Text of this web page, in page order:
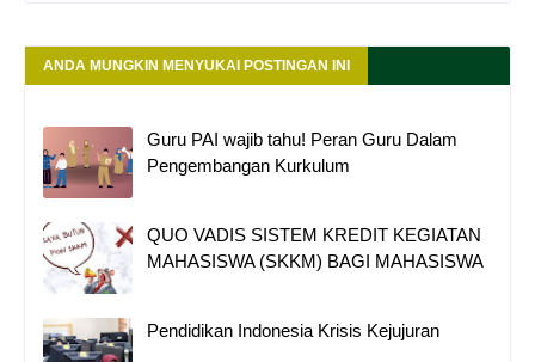
ANDA MUNGKIN MENYUKAI POSTINGAN INI
Guru PAI wajib tahu! Peran Guru Dalam
Pengembangan Kurkulum
QUO VADIS SISTEM KREDIT KEGIATAN
MAHASISWA (SKKM) BAGI MAHASISWA
Pendidikan Indonesia Krisis Kejujuran